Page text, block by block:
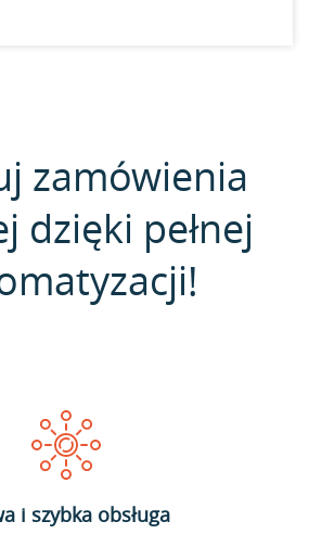
zamówienia
dzięki pełnej
i szybka obsługa